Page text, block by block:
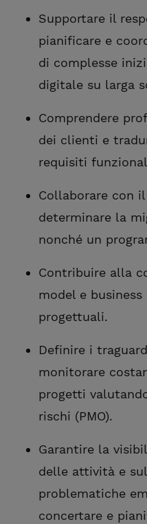
Supportare il
pianificare e
di complesse
digitale su larga
Comprendere
dei clienti e
requisiti
Collaborare con
determinare la
nonché un
Contribuire alla
model e
progettuali.
Definire i
monitorare
progetti
rischi (PMO).
Garantire la
delle attività e
problematiche
concertare e